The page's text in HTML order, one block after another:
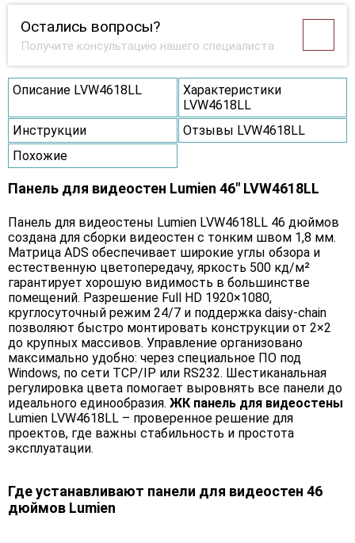
Остались вопросы?
Получите консультацию нашего специалиста
Описание LVW4618LL
Характеристики
LVW4618LL
Инструкции
Отзывы LVW4618LL
Похожие
Панель для видеостен Lumien 46" LVW4618LL
Панель для видеостены Lumien LVW4618LL 46 дюймов
создана для сборки видеостен с тонким швом 1,8 мм.
Матрица ADS обеспечивает широкие углы обзора и
естественную цветопередачу, яркость 500 кд/м²
гарантирует хорошую видимость в большинстве
помещений. Разрешение Full HD 1920×1080,
круглосуточный режим 24/7 и поддержка daisy-chain
позволяют быстро монтировать конструкции от 2×2
до крупных массивов. Управление организовано
максимально удобно: через специальное ПО под
Windows, по сети TCP/IP или RS232. Шестиканальная
регулировка цвета помогает выровнять все панели до
идеального единообразия. ЖК панель для видеостены
Lumien LVW4618LL – проверенное решение для
проектов, где важны стабильность и простота
эксплуатации.
Где устанавливают панели для видеостен 46
дюймов Lumien